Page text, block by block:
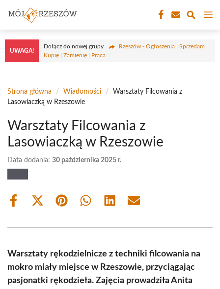
treści
UWAGA!
Dołącz do nowej grupy
Rzeszów - Ogłoszenia | Sprzedam |
Kupię | Zamienię | Praca
Strona główna / Wiadomości /
Warsztaty Filcowania z
Lasowiaczką w Rzeszowie
Warsztaty Filcowania z
Lasowiaczką w Rzeszowie
Data dodania: 30 października 2025 r.
Share
Share
(Twitter)
Share Share Share Share
Warsztaty rękodzielnicze z techniki filcowania na
mokro miały miejsce w Rzeszowie, przyciągając
pasjonatki rękodzieła. Zajęcia prowadziła Anita